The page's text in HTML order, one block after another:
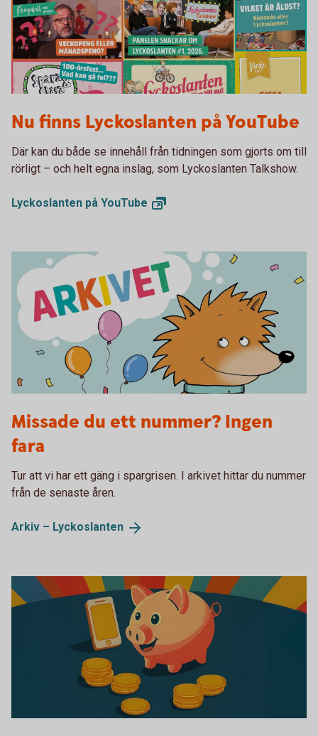
Nu finns Lyckoslanten på YouTube
Där kan du både se innehåll från tidningen som gjorts om till
rörligt – och helt egna inslag, som Lyckoslanten Talkshow.
Lyckoslanten på YouTube
Missade du ett nummer? Ingen
fara
Tur att vi har ett gäng i spargrisen. I arkivet hittar du nummer
från de senaste åren.
Arkiv – Lyckoslanten